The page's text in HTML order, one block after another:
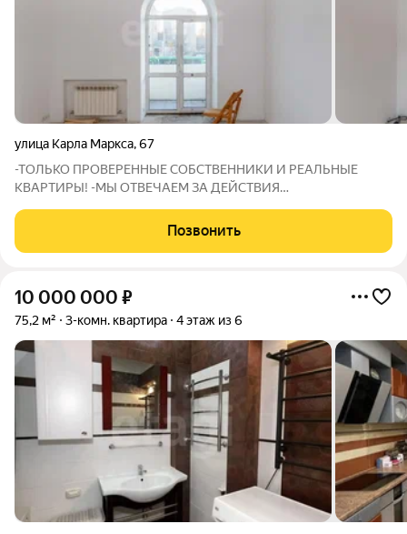
улица Карла Маркса,67
-ТОЛЬКО ПРОВЕРЕННЫЕ СОБСТВЕННИКИ И РЕАЛЬНЫЕ
КВАРТИРЫ! -МЫ ОТВЕЧАЕМ ЗА ДЕЙСТВИЯ
ОБЕСПЕЧИМ ПЕРЕСЕЛЕНИЕ И ФИНАНСОВУЮ ГАРАНТИЮ!
Предлагается к продаже уютная квартира на втором этаже в
Позвонить
10 000 000 ₽
75,2 м² 3-комн. квартира 4 этаж из 6